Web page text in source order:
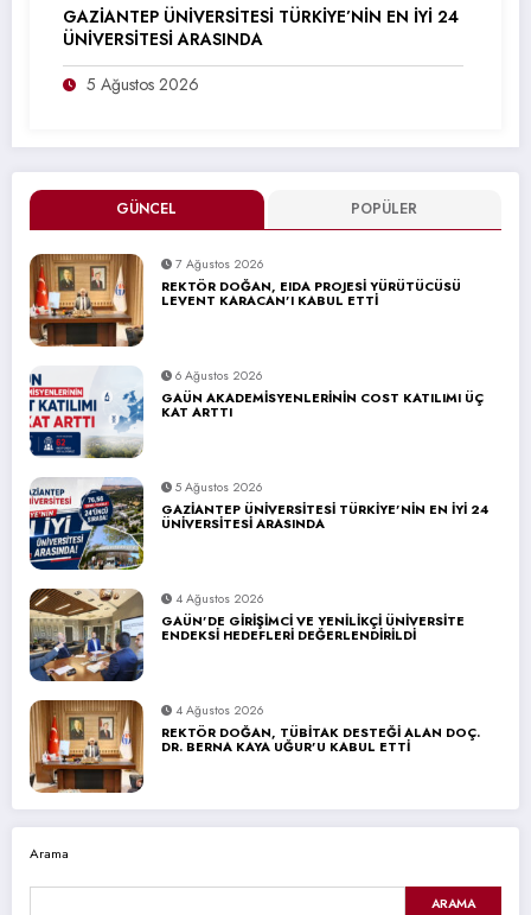
GÜNCEL POPÜLER
7 Ağustos 2026
REKTÖR DOĞAN, EIDA PROJESİ YÜRÜTÜCÜSÜ
LEVENT KARACAN’I KABUL ETTİ
6 Ağustos 2026
GAÜN AKADEMİSYENLERİNİN COST KATILIMI ÜÇ
KAT ARTTI
5 Ağustos 2026
GAZİANTEP ÜNİVERSİTESİ TÜRKİYE’NİN EN İYİ 24
ÜNİVERSİTESİ ARASINDA
4 Ağustos 2026
GAÜN’DE GİRİŞİMCİ VE YENİLİKÇİ ÜNİVERSİTE
ENDEKSİ HEDEFLERİ DEĞERLENDİRİLDİ
4 Ağustos 2026
REKTÖR DOĞAN, TÜBİTAK DESTEĞİ ALAN DOÇ.
DR. BERNA KAYA UĞUR’U KABUL ETTİ
Arama
ARAMA
GAZİANTEP ÜNİVERSİTESİ TÜRKİYE’NİN EN İYİ 24
ÜNİVERSİTESİ ARASINDA
5 Ağustos 2026